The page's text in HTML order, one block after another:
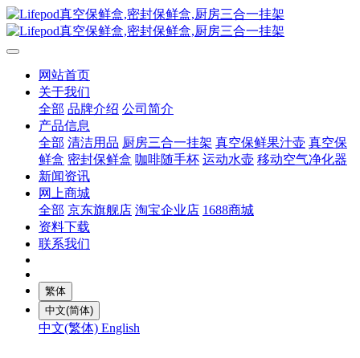
网站首页
关于我们
全部 品牌介绍 公司简介
产品信息
全部 清洁用品 厨房三合一挂架 真空保鲜果汁壶 真空保
鲜盒 密封保鲜盒 咖啡随手杯 运动水壶 移动空气净化器
新闻资讯
网上商城
全部 京东旗舰店 淘宝企业店 1688商城
资料下载
联系我们
繁体
中文(简体)
中文(繁体) English